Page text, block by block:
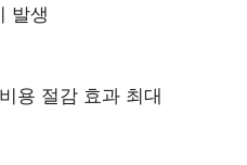
발생
용 절감 효과 최대